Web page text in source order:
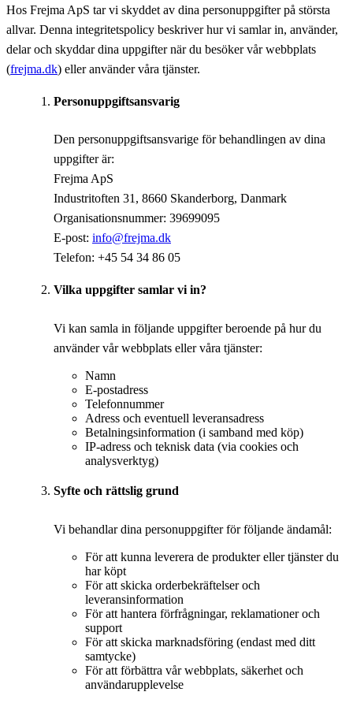
Hos Frejma ApS tar vi skyddet av dina personuppgifter på största
allvar. Denna integritetspolicy beskriver hur vi samlar in, använder,
delar och skyddar dina uppgifter när du besöker vår webbplats
(frejma.dk) eller använder våra tjänster.
Personuppgiftsansvarig
Den personuppgiftsansvarige för behandlingen av dina
uppgifter är:
Frejma ApS
Industritoften 31, 8660 Skanderborg, Danmark
Organisationsnummer: 39699095
E-post: info@frejma.dk
Telefon: +45 54 34 86 05
Vilka uppgifter samlar vi in?
Vi kan samla in följande uppgifter beroende på hur du
använder vår webbplats eller våra tjänster:
Namn
E-postadress
Telefonnummer
Adress och eventuell leveransadress
Betalningsinformation (i samband med köp)
IP-adress och teknisk data (via cookies och
analysverktyg)
Syfte och rättslig grund
Vi behandlar dina personuppgifter för följande ändamål:
För att kunna leverera de produkter eller tjänster du
har köpt
För att skicka orderbekräftelser och
leveransinformation
För att hantera förfrågningar, reklamationer och
support
För att skicka marknadsföring (endast med ditt
samtycke)
För att förbättra vår webbplats, säkerhet och
användarupplevelse